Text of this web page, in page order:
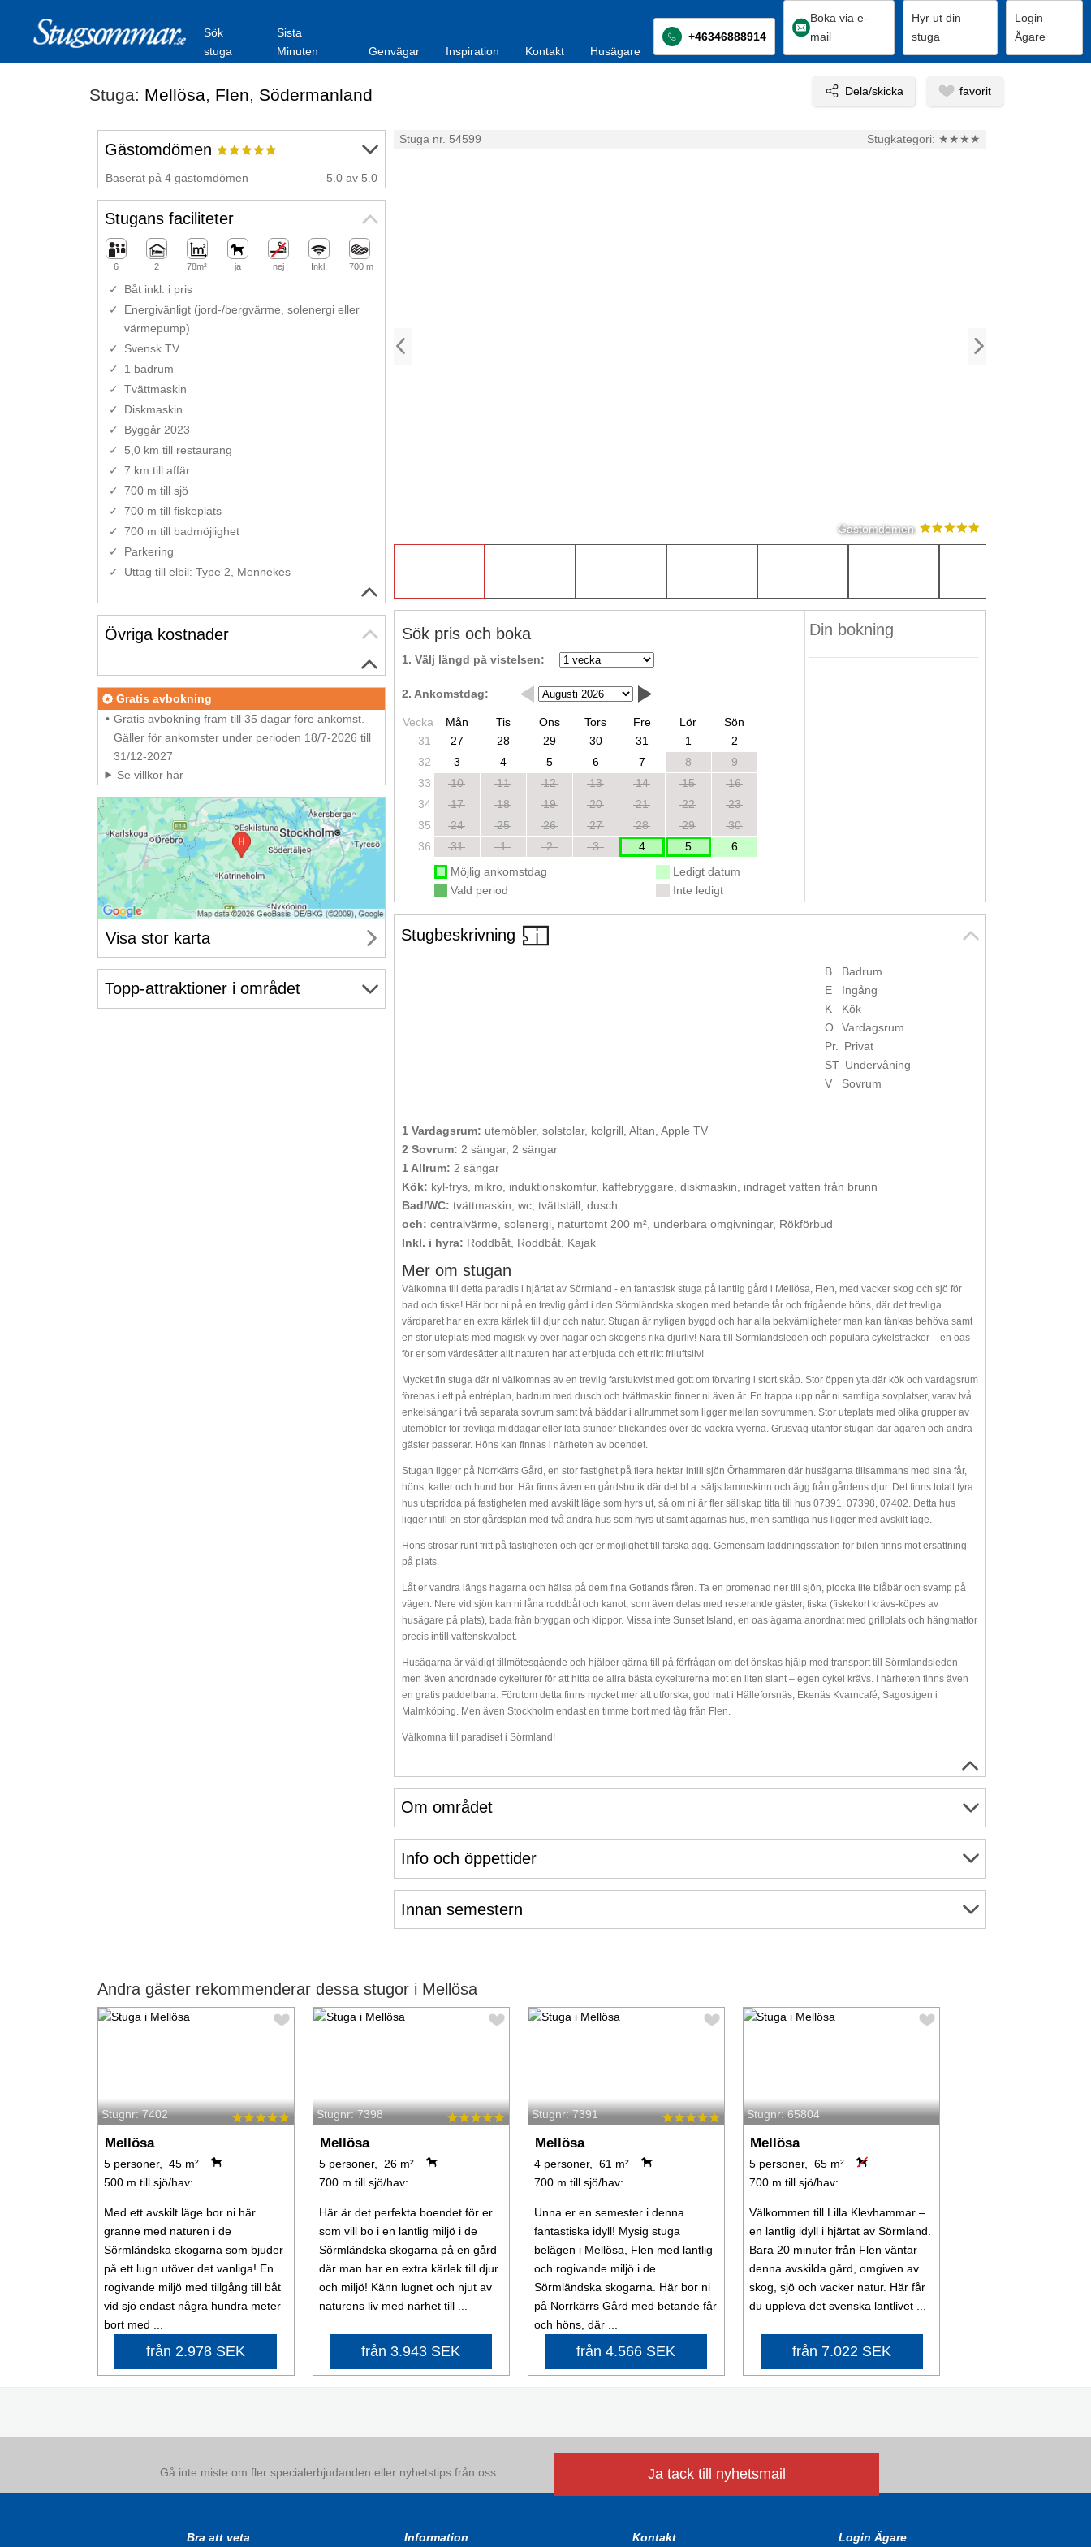
Sök
stuga
Sista
Minuten
Genvägar Inspiration Kontakt Husägare
+46346888914
Boka via e-
mail
Hyr ut din
stuga
Login
Ägare
Stuga: Mellösa, Flen, Södermanland
Stuga nr. 54599 Stugkategori: ★★★★
Gästomdömen
Sök pris och boka
1. Välj längd på vistelsen:
2. Ankomstdag:
Vecka Mån Tis Ons Tors Fre Lör
Sön
31
27 28 29 30 31 1
2
32
3 4 5 6 7 8
9
33
10 11 12 13 14 15
16
34
17 18 19 20 21 22
23
35
24 25 26 27 28 29
30
36
31 1 2 3 4 5
6
Möjlig ankomstdag
Vald period
Ledigt datum
Inte ledigt
Din bokning
Stugbeskrivning
B
Badrum
E
Ingång
K
Kök
O
Vardagsrum
Pr.
Privat
ST Undervåning
V
Sovrum
1 Vardagsrum: utemöbler, solstolar, kolgrill, Altan, Apple TV
2 Sovrum: 2 sängar, 2 sängar
1 Allrum: 2 sängar
Kök: kyl-frys, mikro, induktionskomfur, kaffebryggare, diskmaskin, indraget vatten från brunn
Bad/WC: tvättmaskin, wc, tvättställ, dusch
och: centralvärme, solenergi, naturtomt 200 m², underbara omgivningar, Rökförbud
Inkl. i hyra: Roddbåt, Roddbåt, Kajak
Mer om stugan
Välkomna till detta paradis i hjärtat av Sörmland - en fantastisk stuga på lantlig gård i Mellösa, Flen, med vacker skog och sjö för
bad och fiske! Här bor ni på en trevlig gård i den Sörmländska skogen med betande får och frigående höns, där det trevliga
värdparet har en extra kärlek till djur och natur. Stugan är nyligen byggd och har alla bekvämligheter man kan tänkas behöva samt
en stor uteplats med magisk vy över hagar och skogens rika djurliv! Nära till Sörmlandsleden och populära cykelsträckor – en oas
för er som värdesätter allt naturen har att erbjuda och ett rikt friluftsliv!
Mycket fin stuga där ni välkomnas av en trevlig farstukvist med gott om förvaring i stort skåp. Stor öppen yta där kök och vardagsrum
förenas i ett på entréplan, badrum med dusch och tvättmaskin finner ni även är. En trappa upp når ni samtliga sovplatser, varav två
enkelsängar i två separata sovrum samt två bäddar i allrummet som ligger mellan sovrummen. Stor uteplats med olika grupper av
utemöbler för trevliga middagar eller lata stunder blickandes över de vackra vyerna. Grusväg utanför stugan där ägaren och andra
gäster passerar. Höns kan finnas i närheten av boendet.
Stugan ligger på Norrkärrs Gård, en stor fastighet på flera hektar intill sjön Örhammaren där husägarna tillsammans med sina får,
höns, katter och hund bor. Här finns även en gårdsbutik där det bl.a. säljs lammskinn och ägg från gårdens djur. Det finns totalt fyra
hus utspridda på fastigheten med avskilt läge som hyrs ut, så om ni är fler sällskap titta till hus 07391, 07398, 07402. Detta hus
ligger intill en stor gårdsplan med två andra hus som hyrs ut samt ägarnas hus, men samtliga hus ligger med avskilt läge.
Höns strosar runt fritt på fastigheten och ger er möjlighet till färska ägg. Gemensam laddningsstation för bilen finns mot ersättning
på plats.
Låt er vandra längs hagarna och hälsa på dem fina Gotlands fåren. Ta en promenad ner till sjön, plocka lite blåbär och svamp på
vägen. Nere vid sjön kan ni låna roddbåt och kanot, som även delas med resterande gäster, fiska (fiskekort krävs-köpes av
husägare på plats), bada från bryggan och klippor. Missa inte Sunset Island, en oas ägarna anordnat med grillplats och hängmattor
precis intill vattenskvalpet.
Husägarna är väldigt tillmötesgående och hjälper gärna till på förfrågan om det önskas hjälp med transport till Sörmlandsleden
men även anordnade cykelturer för att hitta de allra bästa cykelturerna mot en liten slant – egen cykel krävs. I närheten finns även
en gratis paddelbana. Förutom detta finns mycket mer att utforska, god mat i Hälleforsnäs, Ekenäs Kvarncafé, Sagostigen i
Malmköping. Men även Stockholm endast en timme bort med tåg från Flen.
Välkomna till paradiset i Sörmland!
Om området
Info och öppettider
Innan semestern
Gästomdömen
Baserat på 4 gästomdömen 5.0 av 5.0
Stugans faciliteter
6 2 78m² ja nej Inkl. 700 m
Båt inkl. i pris
Energivänligt (jord-/bergvärme, solenergi eller
värmepump)
Svensk TV
1 badrum
Tvättmaskin
Diskmaskin
Byggår 2023
5,0 km till restaurang
7 km till affär
700 m till sjö
700 m till fiskeplats
700 m till badmöjlighet
Parkering
Uttag till elbil: Type 2, Mennekes
Övriga kostnader
Gratis avbokning
Gratis avbokning fram till 35 dagar före ankomst.
Gäller för ankomster under perioden 18/7-2026 till
31/12-2027
Se villkor här
Visa stor karta
Topp-attraktioner i området
Andra gäster rekommenderar dessa stugor i Mellösa
Stugnr: 7402
Mellösa
5 personer, 45 m²
500 m till sjö/hav:.
Med ett avskilt läge bor ni här
granne med naturen i de
Sörmländska skogarna som bjuder
på ett lugn utöver det vanliga! En
rogivande miljö med tillgång till båt
vid sjö endast några hundra meter
bort med ...
från 2.978 SEK
Stugnr: 7398
Mellösa
5 personer, 26 m²
700 m till sjö/hav:.
Här är det perfekta boendet för er
som vill bo i en lantlig miljö i de
Sörmländska skogarna på en gård
där man har en extra kärlek till djur
och miljö! Känn lugnet och njut av
naturens liv med närhet till ...
från 3.943 SEK
Stugnr: 7391
Mellösa
4 personer, 61 m²
700 m till sjö/hav:.
Unna er en semester i denna
fantastiska idyll! Mysig stuga
belägen i Mellösa, Flen med lantlig
och rogivande miljö i de
Sörmländska skogarna. Här bor ni
på Norrkärrs Gård med betande får
och höns, där ...
från 4.566 SEK
Stugnr: 65804
Mellösa
5 personer, 65 m²
700 m till sjö/hav:.
Välkommen till Lilla Klevhammar –
en lantlig idyll i hjärtat av Sörmland.
Bara 20 minuter från Flen väntar
denna avskilda gård, omgiven av
skog, sjö och vacker natur. Här får
du uppleva det svenska lantlivet ...
från 7.022 SEK
Gå inte miste om fler specialerbjudanden eller nyhetstips från oss. Ja tack till nyhetsmail
Bra att veta Information Kontakt Login Ägare